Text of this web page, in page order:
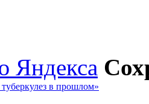
Яндекса
в прошлом»